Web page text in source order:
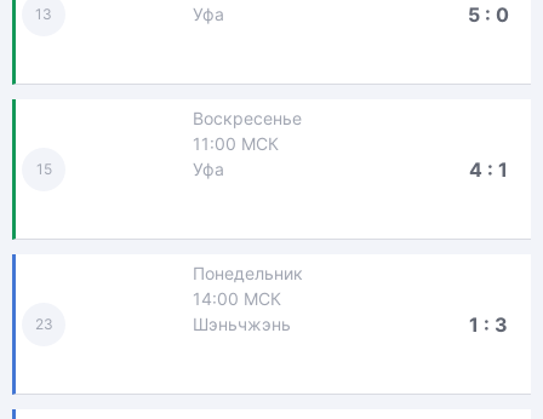
13
Уфа
5 : 0
15
Воскресенье
11:00 МСК
Уфа
4 : 1
23
Понедельник
14:00 МСК
Шэньчжэнь
1 : 3